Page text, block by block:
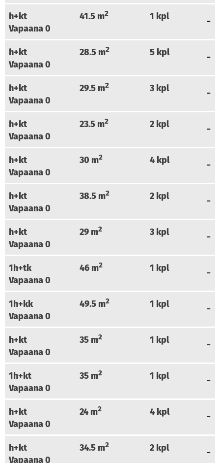
h+kt 41.5m2 1 kpl
Vapaana0
h+kt 28.5m2 5 kpl
Vapaana0
h+kt 29.5m2 3 kpl
Vapaana0
h+kt 23.5m2 2 kpl
Vapaana0
h+kt 30 m2 4 kpl
Vapaana0
h+kt 38.5m2 2 kpl
Vapaana0
h+kt 29m2 3 kpl
Vapaana0
1h+tk 46m2 1 kpl
Vapaana0
1h+kk 49.5m2 1 kpl
Vapaana0
h+kt 35m2 1 kpl
Vapaana0
1h+kt 35m2 1 kpl
Vapaana0
h+kt 24m2 4 kpl
Vapaana0
h+kt 34.5m2 2 kpl
Vapaana0